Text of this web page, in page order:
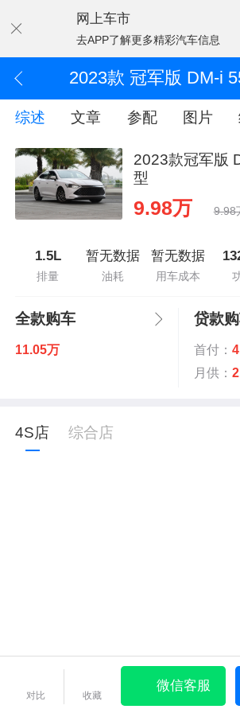
网上车市
去APP了解更多精彩汽车信息
综述 文章 参配 图片
2023款冠军版
型
9.98万 9.98
1.5L
排量
暂无数据
油耗
暂无数据
用车成本
全款购车
11.05万
贷款
首付：
月供：
4S店 综合店
对比 收藏
微信客服